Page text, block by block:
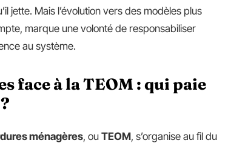
jette. Mais l’évolution vers des modèles plus
marque une volonté de responsabiliser
au système.
face à la TEOM : qui paie
ménagères, ou TEOM, s’organise au fil du